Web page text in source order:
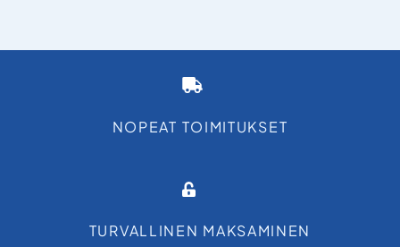
NOPEAT TOIMITUKSET
TURVALLINEN MAKSAMINEN